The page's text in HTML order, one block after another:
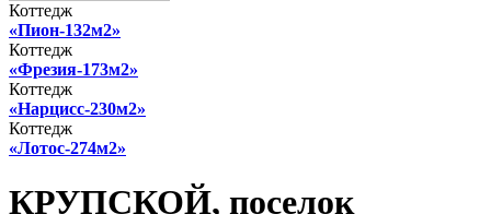
Коттедж
«Пион-132м2»
Коттедж
«Фрезия-173м2»
Коттедж
«Нарцисс-230м2»
Коттедж
«Лотос-274м2»
КРУПСКОЙ, поселок